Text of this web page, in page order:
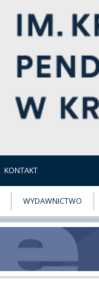
KONTAKT
WYDAWNICTWO